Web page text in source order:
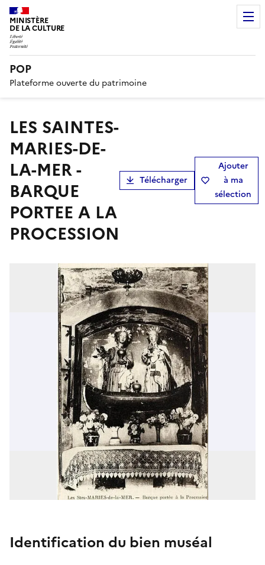
MINISTÈRE
DE LA CULTURE
POP
Plateforme ouverte du patrimoine
LES SAINTES-
MARIES-DE-
LA-MER -
BARQUE
PORTEE A LA
PROCESSION
Télécharger
Ajouter
à ma
sélection
Identification du bien muséal